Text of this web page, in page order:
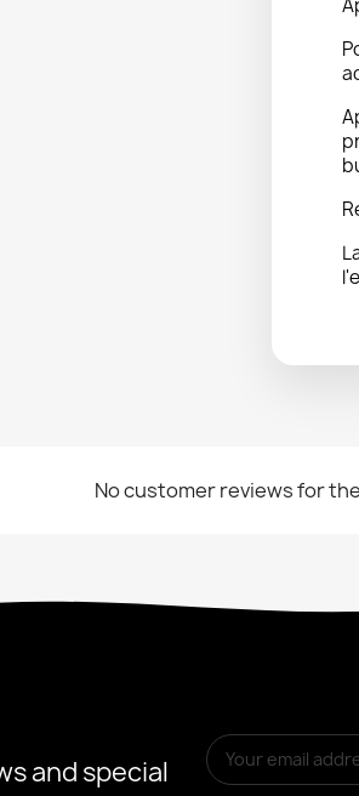
No customer reviews for
and special